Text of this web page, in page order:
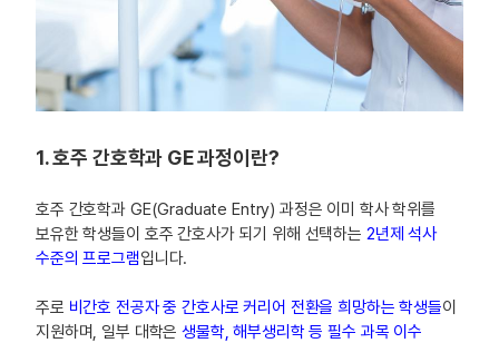
1. 호주 간호학과 GE 과정이란?
호주 간호학과 GE(Graduate Entry) 과정은 이미 학사 학위를
보유한 학생들이 호주 간호사가 되기 위해 선택하는 2년제 석사
수준의 프로그램입니다.
주로 비간호 전공자 중 간호사로 커리어 전환을 희망하는 학생들이
지원하며, 일부 대학은생물학, 해부생리학 등 필수 과목 이수